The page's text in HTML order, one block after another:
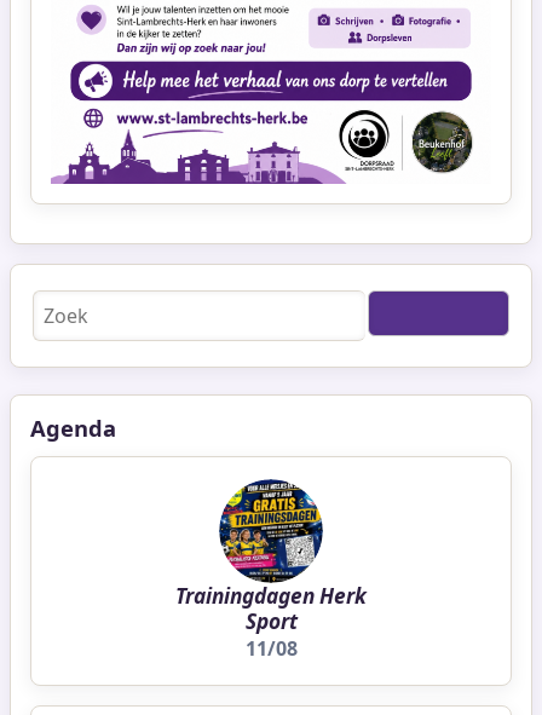
Zoeken
Agenda
Trainingdagen Herk
Sport
11/08